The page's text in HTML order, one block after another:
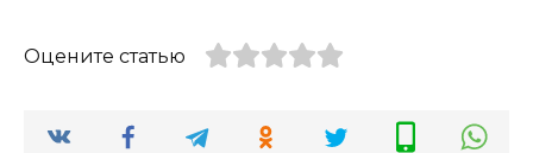
Оцените статью